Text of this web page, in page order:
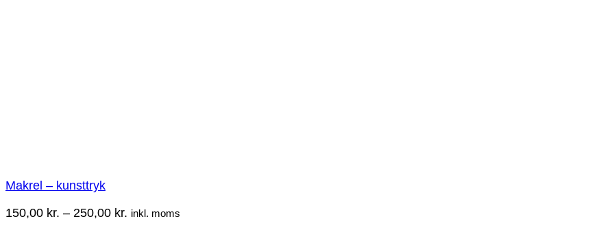
Makrel – kunsttryk
150,00 kr. – 250,00 kr. Prisinterval:
inkl. moms